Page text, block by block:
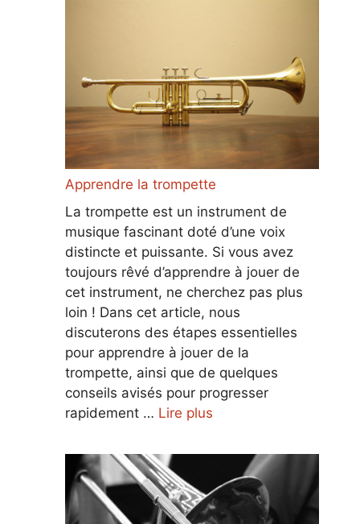
Apprendre la trompette
La trompette est un instrument de
musique fascinant doté d’une voix
distincte et puissante. Si vous avez
toujours rêvé d’apprendre à jouer de
cet instrument, ne cherchez pas plus
loin ! Dans cet article, nous
discuterons des étapes essentielles
pour apprendre à jouer de la
trompette, ainsi que de quelques
conseils avisés pour progresser
rapidement … Lire plus